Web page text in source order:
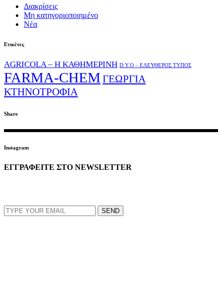
Διακρίσεις
Μη κατηγοριοποιημένο
Νέα
Ετικέτες
AGRICOLA – Η ΚΑΘΗΜΕΡΙΝΗ D.Y.O – ΕΛΕΥΘΕΡΟΣ ΤΥΠΟΣ
FARMA-CHEM ΓΕΩΡΓΙΑ
ΚΤΗΝΟΤΡΟΦΙΑ
Share
Instagram
ΕΓΓΡΑΦΕΙΤΕ ΣΤΟ NEWSLETTER